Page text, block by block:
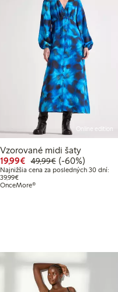
Online edition
Vzorované midi šaty
19,99€ Zvýhodnená cena:
49,99€Bežná cena:
60% zľava
(-60%)
Najnižšia cena za posledných 30 dní:
39,99€Najnižšia cena za posledných 30
OnceMore®